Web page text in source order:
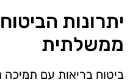
יתרונות
ממשלתית
ביטוח בריאות עם תמיכה